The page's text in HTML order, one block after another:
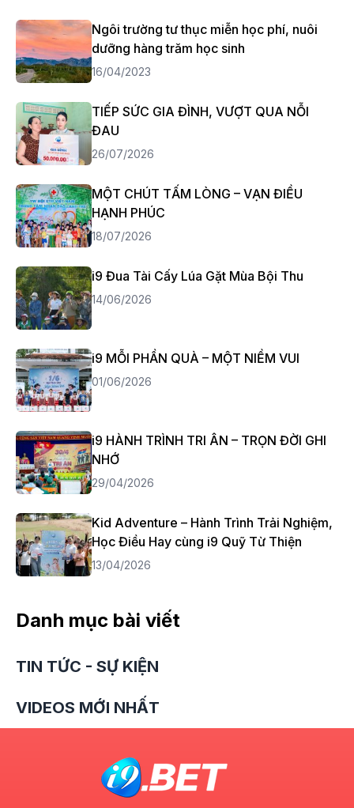
Ngôi trường tư thục miễn học phí, nuôi
dưỡng hàng trăm học sinh
16/04/2023
TIẾP SỨC GIA ĐÌNH, VƯỢT QUA NỖI
ĐAU
26/07/2026
MỘT CHÚT TẤM LÒNG – VẠN ĐIỀU
HẠNH PHÚC
18/07/2026
i9 Đua Tài Cấy Lúa Gặt Mùa Bội Thu
14/06/2026
i9 MỖI PHẦN QUÀ – MỘT NIỀM VUI
01/06/2026
i9 HÀNH TRÌNH TRI ÂN – TRỌN ĐỜI GHI
NHỚ
29/04/2026
Kid Adventure – Hành Trình Trải Nghiệm,
Học Điều Hay cùng i9 Quỹ Từ Thiện
13/04/2026
Danh mục bài viết
TIN TỨC - SỰ KIỆN
VIDEOS MỚI NHẤT